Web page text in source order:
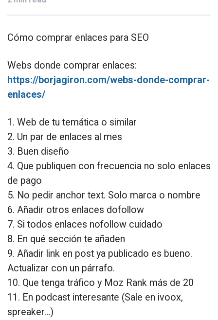
Cómo comprar enlaces para SEO
Webs donde comprar enlaces:
https://borjagiron.com/webs-donde-comprar-
enlaces/
1. Web de tu temática o similar
2. Un par de enlaces al mes
3. Buen diseño
4. Que publiquen con frecuencia no solo enlaces
de pago
5. No pedir anchor text. Solo marca o nombre
6. Añadir otros enlaces dofollow
7. Si todos enlaces nofollow cuidado
8. En qué sección te añaden
9. Añadir link en post ya publicado es bueno.
Actualizar con un párrafo.
10. Que tenga tráfico y Moz Rank más de 20
11. En podcast interesante (Sale en ivoox,
spreaker…)